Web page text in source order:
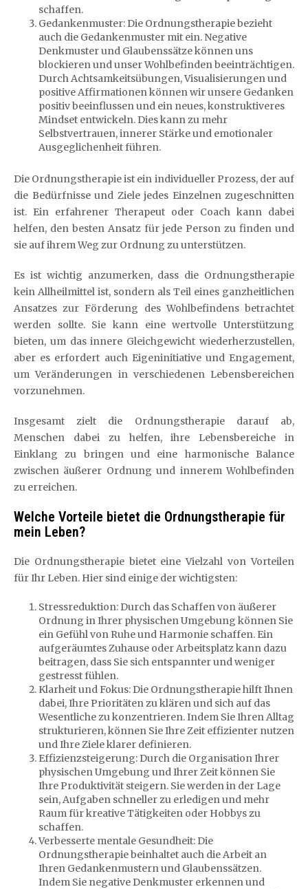
schaffen.
Gedankenmuster: Die Ordnungstherapie bezieht
auch die Gedankenmuster mit ein. Negative
Denkmuster und Glaubenssätze können uns
blockieren und unser Wohlbefinden beeinträchtigen.
Durch Achtsamkeitsübungen, Visualisierungen und
positive Affirmationen können wir unsere Gedanken
positiv beeinflussen und ein neues, konstruktiveres
Mindset entwickeln. Dies kann zu mehr
Selbstvertrauen, innerer Stärke und emotionaler
Ausgeglichenheit führen.
Die Ordnungstherapie ist ein individueller Prozess, der auf
die Bedürfnisse und Ziele jedes Einzelnen zugeschnitten
ist. Ein erfahrener Therapeut oder Coach kann dabei
helfen, den besten Ansatz für jede Person zu finden und
sie auf ihrem Weg zur Ordnung zu unterstützen.
Es ist wichtig anzumerken, dass die Ordnungstherapie
kein Allheilmittel ist, sondern als Teil eines ganzheitlichen
Ansatzes zur Förderung des Wohlbefindens betrachtet
werden sollte. Sie kann eine wertvolle Unterstützung
bieten, um das innere Gleichgewicht wiederherzustellen,
aber es erfordert auch Eigeninitiative und Engagement,
um Veränderungen in verschiedenen Lebensbereichen
vorzunehmen.
Insgesamt zielt die Ordnungstherapie darauf ab,
Menschen dabei zu helfen, ihre Lebensbereiche in
Einklang zu bringen und eine harmonische Balance
zwischen äußerer Ordnung und innerem Wohlbefinden
zu erreichen.
Welche Vorteile bietet die Ordnungstherapie für
mein Leben?
Die Ordnungstherapie bietet eine Vielzahl von Vorteilen
für Ihr Leben. Hier sind einige der wichtigsten:
Stressreduktion: Durch das Schaffen von äußerer
Ordnung in Ihrer physischen Umgebung können Sie
ein Gefühl von Ruhe und Harmonie schaffen. Ein
aufgeräumtes Zuhause oder Arbeitsplatz kann dazu
beitragen, dass Sie sich entspannter und weniger
gestresst fühlen.
Klarheit und Fokus: Die Ordnungstherapie hilft Ihnen
dabei, Ihre Prioritäten zu klären und sich auf das
Wesentliche zu konzentrieren. Indem Sie Ihren Alltag
strukturieren, können Sie Ihre Zeit effizienter nutzen
und Ihre Ziele klarer definieren.
Effizienzsteigerung: Durch die Organisation Ihrer
physischen Umgebung und Ihrer Zeit können Sie
Ihre Produktivität steigern. Sie werden in der Lage
sein, Aufgaben schneller zu erledigen und mehr
Raum für kreative Tätigkeiten oder Hobbys zu
schaffen.
Verbesserte mentale Gesundheit: Die
Ordnungstherapie beinhaltet auch die Arbeit an
Ihren Gedankenmustern und Glaubenssätzen.
Indem Sie negative Denkmuster erkennen und